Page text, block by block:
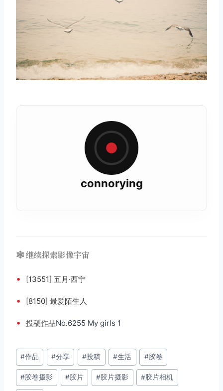
connorying
🕸️ 继续探索影像宇宙
• [13551] 五月·西宁
• [8150] 最爱陌生人
• 投稿作品No.6255 My girls 1
文
章
标
#作品 #分享 #投稿 #生活 #胶卷
#胶卷摄影 #胶片 #胶片摄影 #胶片相机